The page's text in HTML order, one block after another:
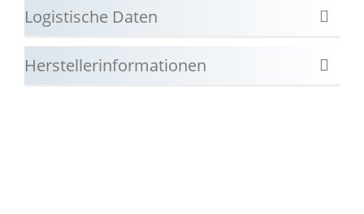
Logistische Daten
Herstellerinformationen